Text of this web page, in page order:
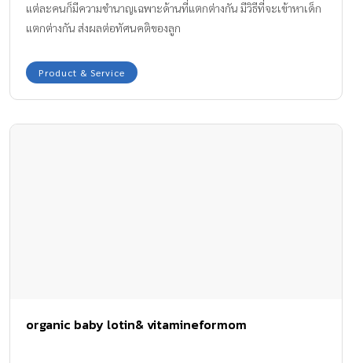
แต่ละคนก็มีความชำนาญเฉพาะด้านที่แตกต่างกัน มีวิธีที่จะเข้าหาเด็ก
แตกต่างกัน ส่งผลต่อทัศนคติของลูก
Product & Service
organic baby lotin& vitamineformom